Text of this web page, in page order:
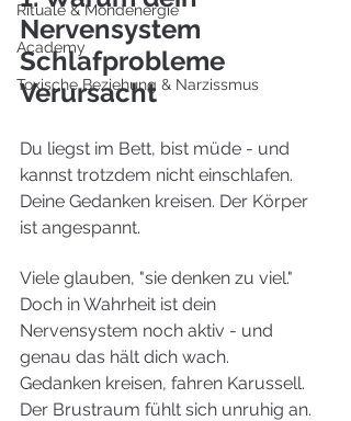
Rituale & Mondenergie
Academy
Toxische Beziehung & Narzissmus
Nervensystem
Schlafprobleme
Verursacht
Du liegst im Bett, bist müde - und
kannst trotzdem nicht einschlafen.
Deine Gedanken kreisen. Der Körper
ist angespannt.
Viele glauben, "sie denken zu viel."
Doch in Wahrheit ist dein
Nervensystem noch aktiv - und
genau das hält dich wach.
Gedanken kreisen, fahren Karussell.
Der Brustraum fühlt sich unruhig an.